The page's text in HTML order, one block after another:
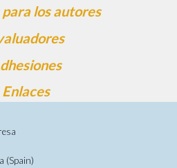
los autores
Enlaces
(Spain)